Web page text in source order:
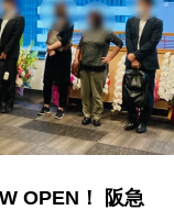
OPEN！ 阪急